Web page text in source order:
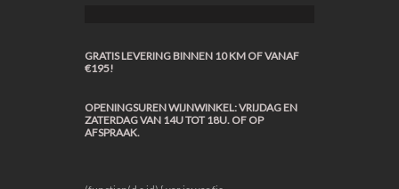
GRATIS LEVERING BINNEN 10 KM OF VANAF
€195!
OPENINGSUREN WIJNWINKEL: VRIJDAG EN
ZATERDAG VAN 14U TOT 18U. OF OP
AFSPRAAK.